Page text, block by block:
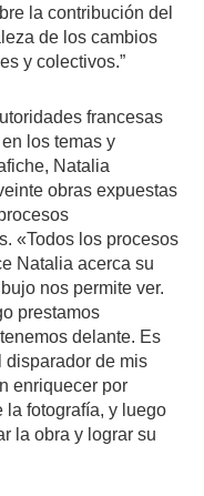
la contribución del
de los cambios
y colectivos.”
francesas
los temas y
Natalia
obras expuestas
«Todos los procesos
Natalia acerca su
nos permite ver.
prestamos
delante. Es
disparador de mis
enriquecer por
la fotografía, y luego
la obra y lograr su